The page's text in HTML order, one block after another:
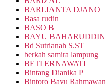
BARLIANTA DJANO
Basa rudin
BASO B
BAYU BAHARUDDIN
Bd Sutrianah S.ST
berkah samira lampung
BETI ERNAWATI
Bintang Dianika P
Bintoro Bayu Rahmawan